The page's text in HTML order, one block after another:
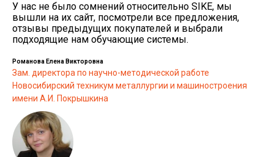
У нас не было сомнений относительно SIKE, мы
вышли на их сайт, посмотрели все предложения,
отзывы предыдущих покупателей и выбрали
подходящие нам обучающие системы.
Романова Елена Викторовна
Зам. директора по научно-методической работе
Новосибирский техникум металлургии и машиностроения
имени А.И. Покрышкина